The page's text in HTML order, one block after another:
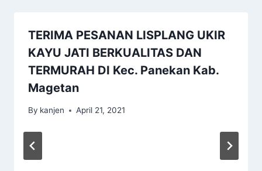
TERIMA PESANAN LISPLANG UKIR
KAYU JATI BERKUALITAS DAN
TERMURAH DI Kec. Panekan Kab.
Magetan
By kanjen April 21, 2021